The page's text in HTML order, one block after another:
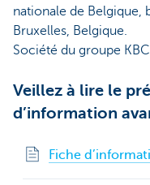
nationale de Belgique,
Bruxelles, Belgique.
Société du groupe KBC
Veillez à lire le
d’information
Fiche